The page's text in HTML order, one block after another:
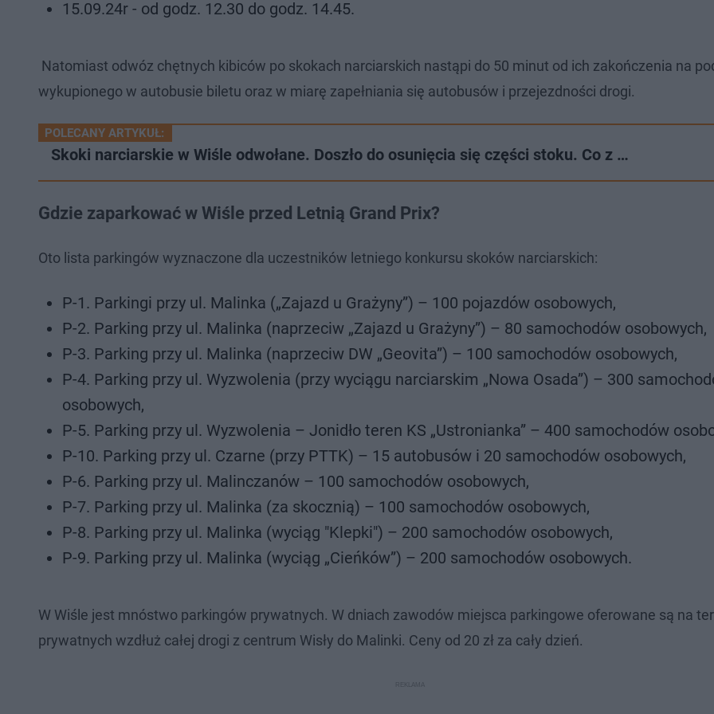
15.09.24r - od godz. 12.30 do godz. 14.45.
Natomiast odwóz chętnych kibiców po skokach narciarskich nastąpi do 50 minut od ich zakończenia na
wykupionego w autobusie biletu oraz w miarę zapełniania się autobusów i przejezdności drogi.
POLECANY ARTYKUŁ:
Skoki narciarskie w Wiśle odwołane. Doszło do osunięcia się części stoku. Co z …
Gdzie zaparkować w Wiśle przed Letnią Grand Prix?
Oto lista parkingów wyznaczone dla uczestników letniego konkursu skoków narciarskich:
P-1. Parkingi przy ul. Malinka („Zajazd u Grażyny”) – 100 pojazdów osobowych,
P-2. Parking przy ul. Malinka (naprzeciw „Zajazd u Grażyny”) – 80 samochodów osobowych,
P-3. Parking przy ul. Malinka (naprzeciw DW „Geovita”) – 100 samochodów osobowych,
P-4. Parking przy ul. Wyzwolenia (przy wyciągu narciarskim „Nowa Osada”) – 300
osobowych,
P-5. Parking przy ul. Wyzwolenia – Jonidło teren KS „Ustronianka” – 400 samochodów
P-10. Parking przy ul. Czarne (przy PTTK) – 15 autobusów i 20 samochodów osobowych,
P-6. Parking przy ul. Malinczanów – 100 samochodów osobowych,
P-7. Parking przy ul. Malinka (za skocznią) – 100 samochodów osobowych,
P-8. Parking przy ul. Malinka (wyciąg "Klepki") – 200 samochodów osobowych,
P-9. Parking przy ul. Malinka (wyciąg „Cieńków”) – 200 samochodów osobowych.
W Wiśle jest mnóstwo parkingów prywatnych. W dniach zawodów miejsca parkingowe oferowane są na
prywatnych wzdłuż całej drogi z centrum Wisły do Malinki. Ceny od 20 zł za cały dzień.